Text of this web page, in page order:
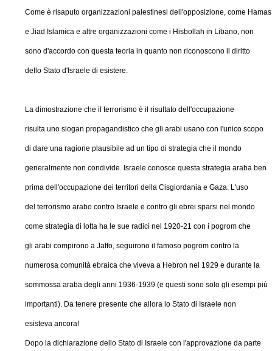
Come è risaputo organizzazioni palestinesi dell'opposizione, come Hamas
e Jiad Islamica e altre organizzazioni come i Hisbollah in Libano, non
sono d'accordo con questa teoria in quanto non riconoscono il diritto
dello Stato d'Israele di esistere.
La dimostrazione che il terrorismo è il risultato dell'occupazione
risulta uno slogan propagandistico che gli arabi usano con l'unico scopo
di dare una ragione plausibile ad un tipo di strategia che il mondo
generalmente non condivide. Israele conosce questa strategia araba ben
prima dell'occupazione dei territori della Cisgiordania e Gaza. L'uso
del terrorismo arabo contro Israele e contro gli ebrei sparsi nel mondo
come strategia di lotta ha le sue radici nel 1920-21 con i pogrom che
gli arabi compirono a Jaffo, seguirono il famoso pogrom contro la
numerosa comunità ebraica che viveva a Hebron nel 1929 e durante la
sommossa araba degli anni 1936-1939 (e questi sono solo gli esempi più
importanti). Da tenere presente che allora lo Stato di Israele non
esisteva ancora!
Dopo la dichiarazione dello Stato di Israele con l'approvazione da parte